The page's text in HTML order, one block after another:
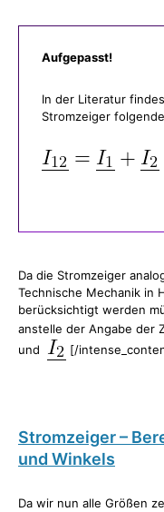
Aufgepasst!
In der Literatur
Stromzeiger
Da die Stromzeiger
Technische Mechanik in
berücksichtigt werden
anstelle der Angabe der
und
[/
Stromzeiger –
und Winkels
Da wir nun alle Größen